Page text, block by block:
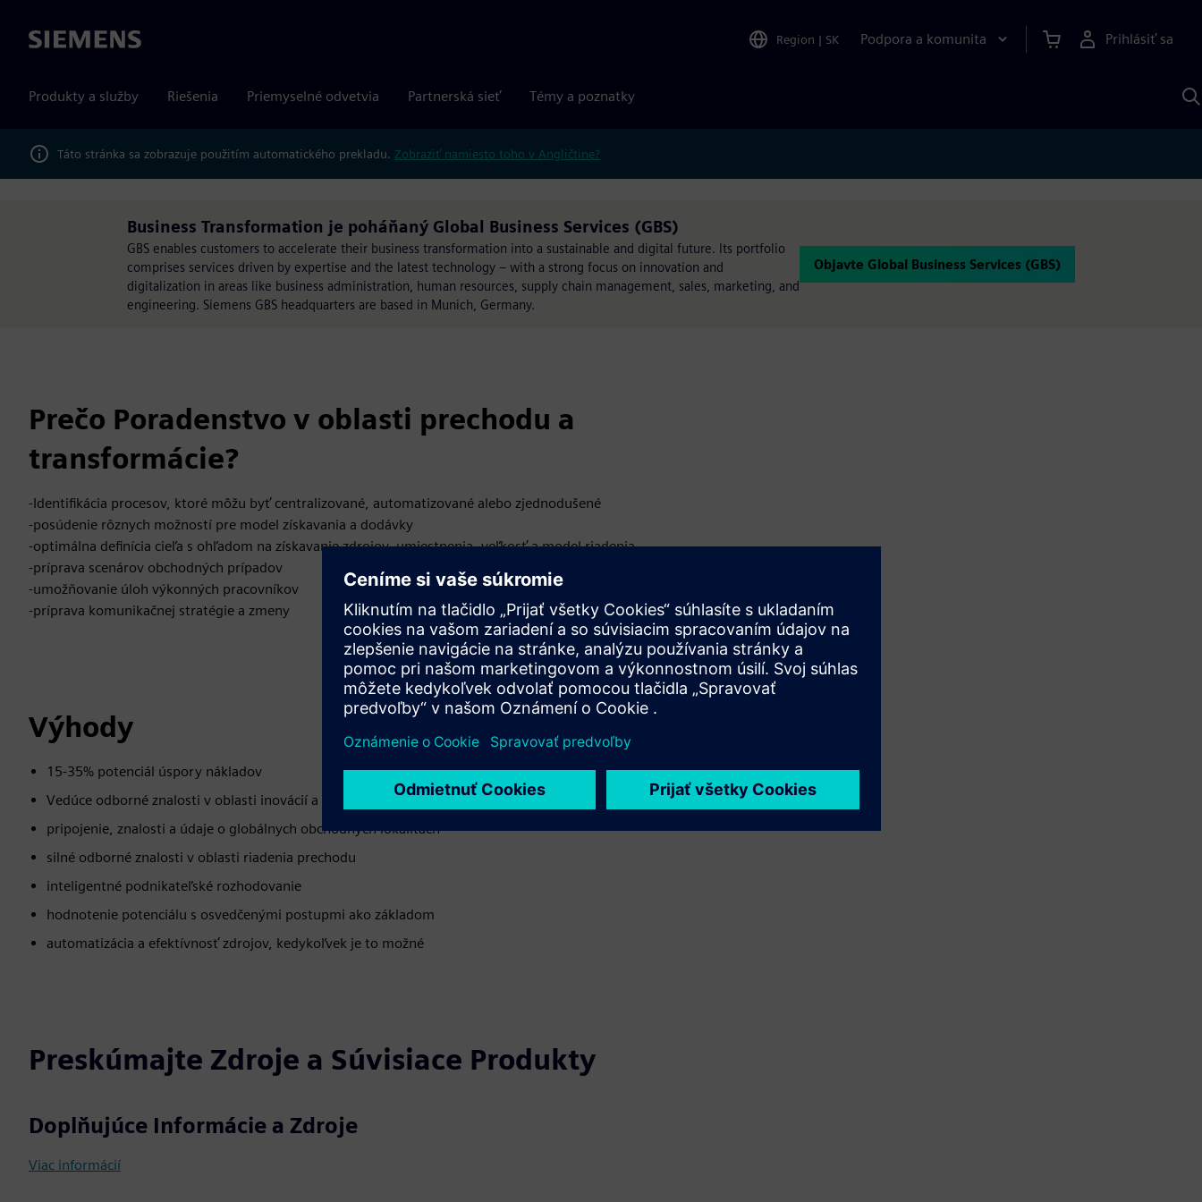
Siemens Region | SK Podpora a komunita Prihlásiť sa
Produkty a služby Riešenia Priemyselné odvetvia Partnerská sieť Témy a poznatky
Táto stránka sa zobrazuje použitím automatického prekladu. Zobraziť namiesto toho v Angličtine?
Business Transformation je poháňaný Global Business Services (GBS)
GBS enables customers to accelerate their business transformation into a sustainable and digital future. Its portfolio
comprises services driven by expertise and the latest technology – with a strong focus on innovation and
digitalization in areas like business administration, human resources, supply chain management, sales, marketing, and
engineering. Siemens GBS headquarters are based in Munich, Germany.
Objavte Global Business Services (GBS)
Prečo Poradenstvo v oblasti prechodu a
transformácie?
-Identifikácia procesov, ktoré môžu byť centralizované, automatizované alebo zjednodušené
-posúdenie rôznych možností pre model získavania a dodávky
-optimálna definícia cieľa s ohľadom na získavanie zdrojov, umiestnenia, veľkosť a model riadenia
-príprava scenárov obchodných prípadov
-umožňovanie úloh výkonných pracovníkov
-príprava komunikačnej stratégie a zmeny
Výhody
15-35% potenciál úspory nákladov
Vedúce odborné znalosti v oblasti inovácií a digitalizácie
pripojenie, znalosti a údaje o globálnych obchodných lokalitách
silné odborné znalosti v oblasti riadenia prechodu
inteligentné podnikateľské rozhodovanie
hodnotenie potenciálu s osvedčenými postupmi ako základom
automatizácia a efektívnosť zdrojov, kedykoľvek je to možné
Preskúmajte Zdroje a Súvisiace Produkty
Doplňujúce Informácie a Zdroje
Viac informácií